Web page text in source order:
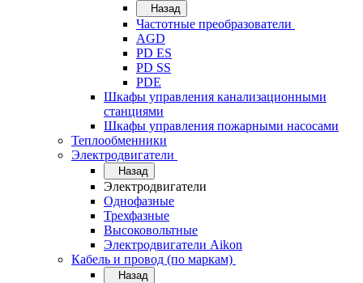
Назад
Частотные преобразователи
AGD
PD ES
PD SS
PDE
Шкафы управления канализационными
станциями
Шкафы управления пожарными насосами
Теплообменники
Электродвигатели
Назад
Электродвигатели
Однофазные
Трехфазные
Высоковольтные
Электродвигатели Aikon
Кабель и провод (по маркам)
Назад